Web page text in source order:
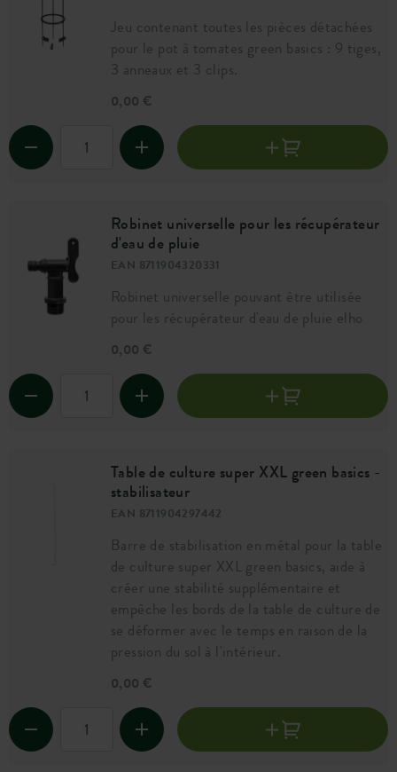
Jeu contenant toutes les pièces détachées
pour le pot à tomates green basics : 9 tiges,
3 anneaux et 3 clips.
0,00 €
Robinet universelle pour les récupérateur
d'eau de pluie
EAN 8711904320331
Robinet universelle pouvant être utilisée
pour les récupérateur d'eau de pluie elho
0,00 €
Table de culture super XXL green basics -
stabilisateur
EAN 8711904297442
Barre de stabilisation en métal pour la table
de culture super XXL green basics, aide à
créer une stabilité supplémentaire et
empêche les bords de la table de culture de
se déformer avec le temps en raison de la
pression du sol à l'intérieur.
0,00 €